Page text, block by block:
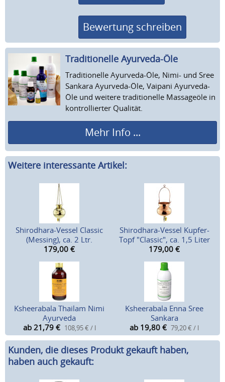
Bewertung schreiben
Traditionel­le Ayurveda-Öle
Traditionelle Ayurveda-Öle, Nimi- und Sree
Sankara Ayurveda-Öle, Vaipani Ayurveda-
Öle und weitere traditionelle Massageöle in
kontrollierter Qualität.
Mehr Info ...
Weitere interessante Artikel:
Shirodhara-Vessel Classic
(Messing), ca. 2 Ltr.
179,00 €
Shirodhara-Vessel Kupfer-
Topf "Classic", ca. 1,5 Liter
179,00 €
Ksheerabala Thailam Nimi
Ayurveda
ab 21,79 € 108,95 € / l
Ksheerabala Enna Sree
Sankara
ab 19,80 € 79,20 € / l
Kunden, die dieses Produkt gekauft haben,
haben auch gekauft: